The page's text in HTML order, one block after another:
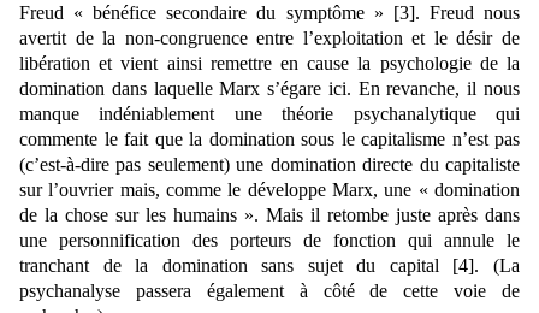
Freud « bénéfice secondaire du symptôme » [3]. Freud nous
avertit de la non-congruence entre l’exploitation et le désir de
libération et vient ainsi remettre en cause la psychologie de la
domination dans laquelle Marx s’égare ici. En revanche, il nous
manque indéniablement une théorie psychanalytique qui
commente le fait que la domination sous le capitalisme n’est pas
(c’est-à-dire pas seulement) une domination directe du capitaliste
sur l’ouvrier mais, comme le développe Marx, une « domination
de la chose sur les humains ». Mais il retombe juste après dans
une personnification des porteurs de fonction qui annule le
tranchant de la domination sans sujet du capital [4]. (La
psychanalyse passera également à côté de cette voie de